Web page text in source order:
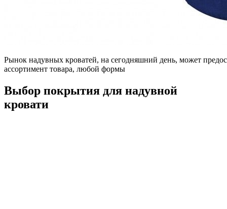
Рынок надувных кроватей, на сегодняшний день, может
ассортимент товара, любой формы
Выбор покрытия для надувной
кровати